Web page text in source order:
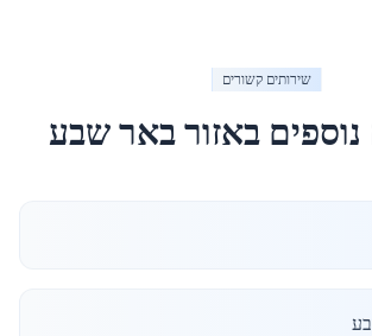
שירותים קשורים
באזורבאר שבע